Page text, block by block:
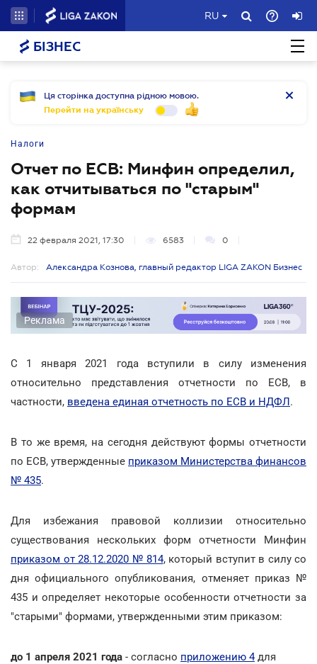
RU
БІЗНЕС
Ця сторінка доступна рідною мовою.
Перейти на українську
Налоги
Отчет по ЕСВ: Минфин определил,
как отчитываться по "старым"
формам
22 февраля 2021, 17:30 6583 0
Автор: Александра Кознова, главный редактор LIGA ZAKON Бизнес
Реклама
С 1 января 2021 года вступили в силу изменения
относительно представления отчетности по ЕСВ, в
частности, введена единая отчетность по ЕСВ и НДФЛ.
В то же время, на сегодня действуют формы отчетности
по ЕСВ, утвержденные приказом Министерства финансов
№ 435.
Для избежания правовой коллизии относительно
существования нескольких форм отчетности Минфин
приказом от 28.12.2020 № 814, который вступит в силу со
дня официального опубликования, отменяет приказ №
435 и определяет некоторые особенности отчетности за
"старыми" формами, утвержденными этим приказом:
до 1 апреля 2021 года - согласно приложению 4для